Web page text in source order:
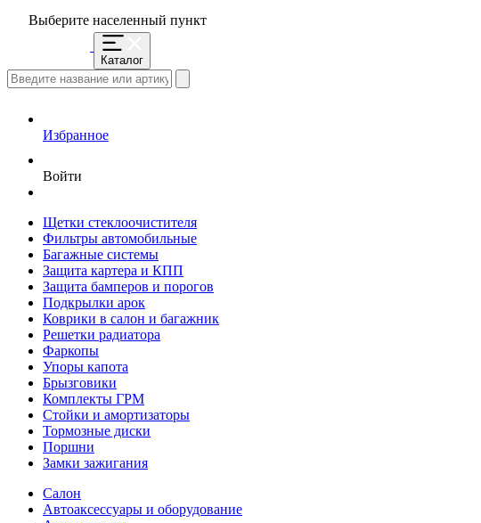
Выберите населенный пункт
Каталог
Избранное
Войти
Щетки стеклоочистителя
Фильтры автомобильные
Багажные системы
Защита картера и КПП
Защита бамперов и порогов
Подкрылки арок
Коврики в салон и багажник
Решетки радиатора
Фаркопы
Упоры капота
Брызговики
Комплекты ГРМ
Стойки и амортизаторы
Тормозные диски
Поршни
Замки зажигания
Салон
Автоаксессуары и оборудование